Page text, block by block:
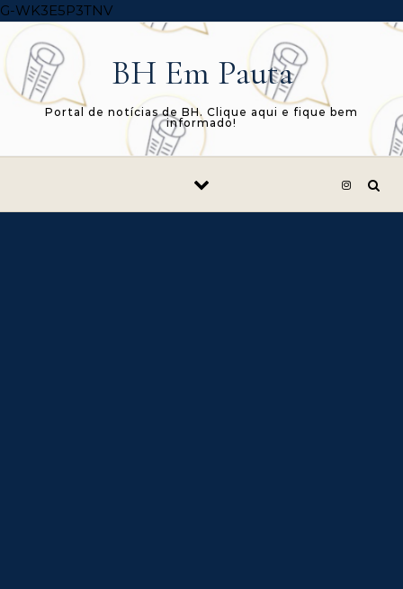
G-WK3E5P3TNVSkip to content
BH Em Pauta
Portal de notícias de BH. Clique aqui e fique bem
informado!